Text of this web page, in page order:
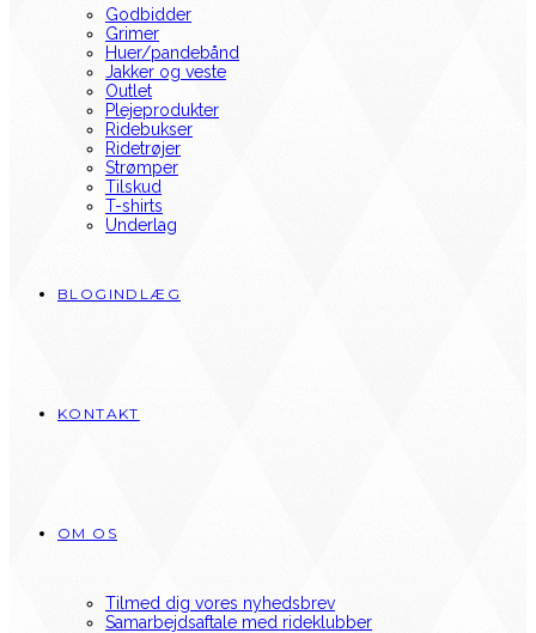
Godbidder
Grimer
Huer/pandebånd
Jakker og veste
Outlet
Plejeprodukter
Ridebukser
Ridetrøjer
Strømper
Tilskud
T-shirts
Underlag
BLOGINDLÆG
KONTAKT
OM OS
Tilmed dig vores nyhedsbrev
Samarbejdsaftale med rideklubber